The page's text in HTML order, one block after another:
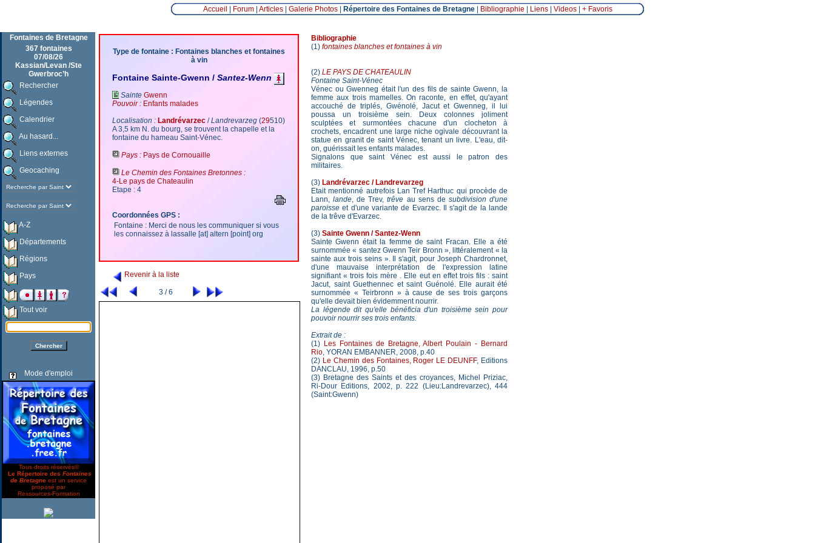
Accueil Forum| Articles| Galerie Photos| Répertoire des Fontaines de Bretagne| Bibliographie Liens| Videos| + Favoris
Fontaines de Bretagne
367 fontaines
07/08/26
Kassian/Levan /Ste
Gwerbroc’h
Rechercher
Légendes
Calendrier
Au hasard...
Liens externes
Geocaching
A-Z
Départements
Régions
Pays
Tout voir
Mode d'emploi
Tous droits réservés©
Le Répertoire des Fontaines
de Bretagne est un service
proposé par
Ressources-Formation
Type de fontaine : Fontaines blanches et fontaines
à vin
Fontaine Sainte-Gwenn / Santez-Wenn
Sainte Gwenn
Pouvoir : Enfants malades
Localisation : Landrévarzec /Landrevarzeg (29510)
A 3,5 km N. du bourg, se trouvent la chapelle et la
fontaine du hameau Saint-­Vénec.
Pays : Pays de Cornouaille
Le Chemin des Fontaines Bretonnes :
4-Le pays de Chateaulin
Etape : 4
Coordonnées GPS :
Fontaine : Merci de nous les communiquer si vous
les connaissez à lassalle [at] altern [point] org
Revenir à la liste
3 / 6
Bibliographie
(1) fontaines blanches et fontaines à vin
(2) LE PAYS DE CHATEAULIN
Fontaine Saint-Vénec
Vénec ou Gwenneg était l'un des fils de sainte Gwenn, la
femme aux trois mamelles. On raconte, en effet, qu'ayant
accouché de triplés, Gwénolé, Jacut et Gwenneg, il lui
poussa un troisième sein. Deux colonnes joliment
sculptées et surmontées chacune d'un clocheton à
crochets, encadrent une large niche ogivale découvrant la
statue en granit de saint Vénec, tenant un livre. L'eau, dit-
on, guérissait les enfants malades.
Signalons que saint Vénec est aussi le patron des
militaires.
(3) Landrévarzec / Landrevarzeg
Etait mentionné autrefois Lan Tref Harthuc qui procède de
Lann,lande, de Trev,trêve au sens de subdivision d'une
paroisse et d'une variante de Evarzec. Il s'agit de la lande
de la trêve d'Evarzec.
(3) Sainte Gwenn / Santez-Wenn
Sainte Gwenn était la femme de saint Fracan. Elle a été
surnommée « santez Gwenn Teir Bronn », littéralement « la
sainte aux trois seins ». Il s'agit, pour Joseph Chardronnet,
d'une mauvaise interprétation de l'expression latine
signifiant « trois fois mère . Elle eut en effet trois fils : saint
Jacut, saint Guethennec et saint Guénolé. Elle aurait été
surnommée « Teirbronn » à cause de ses trois garçons
qu'elle devait bien évidemment nourrir.
La légende dit qu'elle bénéficia d'un troisième sein pour
pouvoir nourrir ses trois enfants.
Extrait de :
(1) Les Fontaines de Bretagne, Albert Poulain - Bernard
Rio, YORAN EMBANNER, 2008, p.40
(2) Le Chemin des Fontaines, Roger LE DEUNFF, Editions
DANCLAU, 1996, p.50
(3) Bretagne des Saints et des croyances, Michel Priziac,
Ri-Dour Editions, 2002, p. 222 (Lieu:Landrevarzec), 444
(Saint:Gwenn)